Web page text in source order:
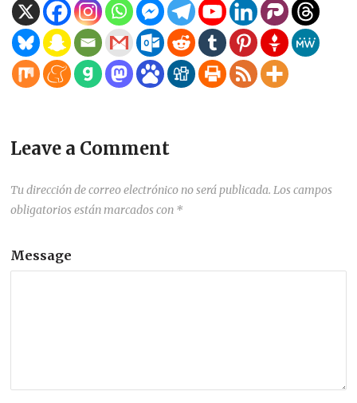
Leave a Comment
Tu dirección de correo electrónico no será publicada. Los campos
obligatorios están marcados con *
Message